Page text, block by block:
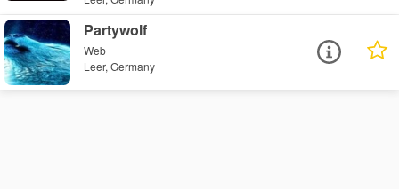
Partywolf
Web
Leer, Germany